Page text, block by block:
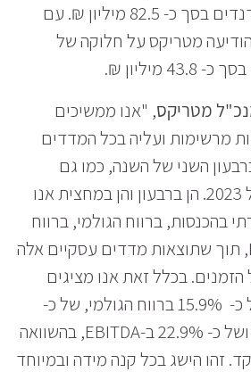
חילקה מטריקס דיבידנדים בסך כ- 82.5 מיליון ₪. עם
מטריקס על חלוקה של
מיליון ₪.
מטריקס, "אנו ממשיכים
מרשימות ועליה בכל המדדים
השני של השנה, כמו גם
במחצית הראשונה של 2023. הן ברבעון והן במחצית אנו
בהכנסות, ברווח הגולמי, ברווח
התפעולי וב- EBITDA, תוך שתוצאות מדדים עסקיים אלה
הזמנים. בכלל זאת אנו מציגים
ברבעון השני זינוק של כ- 15.9% ברווח הגולמי, של כ-
16% ברווח התפעולי ושל כ- 22.9% ב-EBITDA, בהשוואה
זהו הישג בכל קנה מידה ובמיוחד